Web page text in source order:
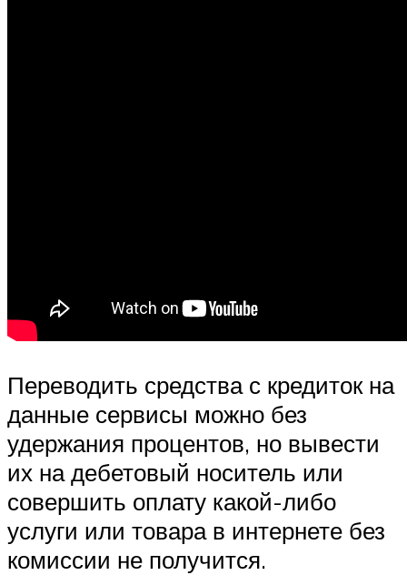
Переводить средства с кредиток на
данные сервисы можно без
удержания процентов, но вывести
их на дебетовый носитель или
совершить оплату какой-либо
услуги или товара в интернете без
комиссии не получится.